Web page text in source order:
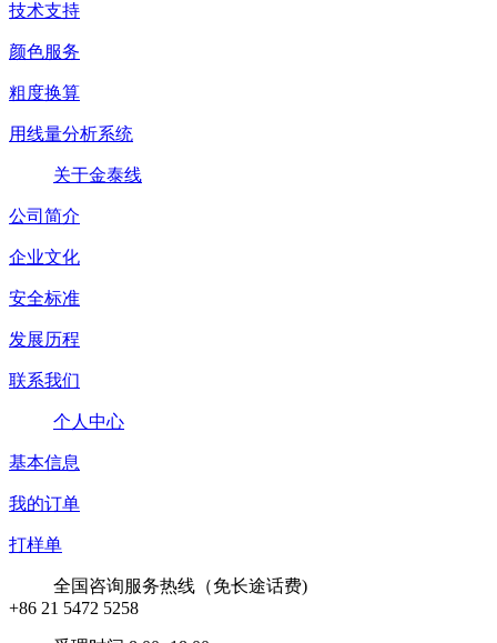
技术支持
颜色服务
粗度换算
用线量分析系统
关于金泰线
公司简介
企业文化
安全标准
发展历程
联系我们
个人中心
基本信息
我的订单
打样单
全国咨询服务热线（免长途话费)
+86 21 5472 5258